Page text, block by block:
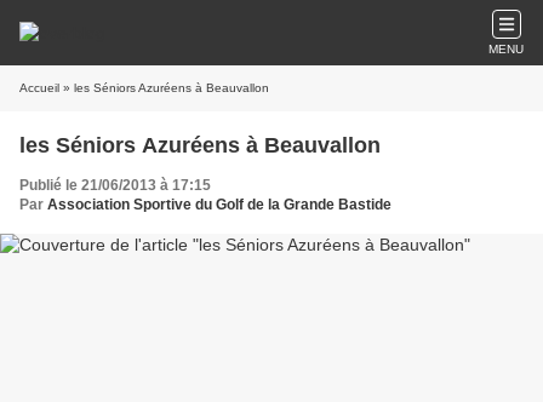
MENU
Accueil » les Séniors Azuréens à Beauvallon
les Séniors Azuréens à Beauvallon
Publié le 21/06/2013 à 17:15
Par Association Sportive du Golf de la Grande Bastide